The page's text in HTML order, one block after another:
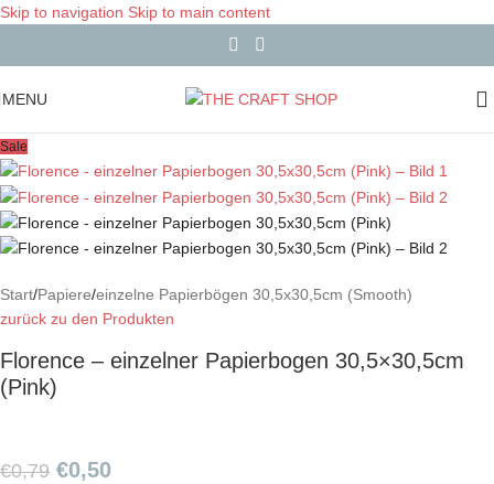
Skip to navigation Skip to main content
MENU
Sale
Start/Papiere/einzelne Papierbögen 30,5x30,5cm (Smooth)
zurück zu den Produkten
Florence – einzelner Papierbogen 30,5×30,5cm
(Pink)
€0,79 €0,50